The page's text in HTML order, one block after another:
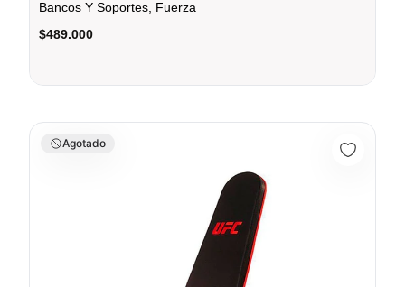
Bancos Y Soportes, Fuerza
$489.000
Banco Multifuncional DELUX-FID - Sport Fitness 070398
Agotado